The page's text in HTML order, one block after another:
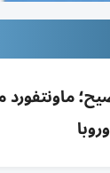
ماونتفورد